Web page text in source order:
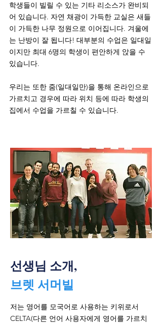
학생들이 빌릴 수 있는 기타 리소스가 완비되
어 있습니다. 자연 채광이 가득한 교실은 새들
이 가득한 나무 정원으로 이어집니다. 겨울에
는 난방이 잘 됩니다! 대부분의 수업은 일대일
이지만 최대 6명의 학생이 편안하게 앉을 수
있습니다.
우리는 또한 줌(일대일만)을 통해 온라인으로
가르치고 경우에 따라 위치 등에 따라 학생의
집에서 수업을 가르칠 수 있습니다.
선생님 소개,
브렛 서머빌
저는 영어를 모국어로 사용하는 키위로서
CELTA(다른 언어 사용자에게 영어를 가르치